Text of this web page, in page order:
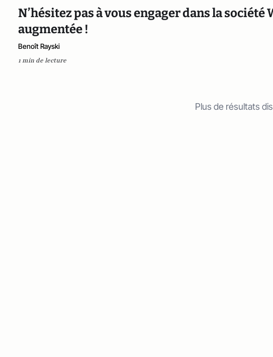
N’hésitez pas à vous engager dans la société
augmentée !
Benoît Rayski
1 min de lecture
Plus de résultats